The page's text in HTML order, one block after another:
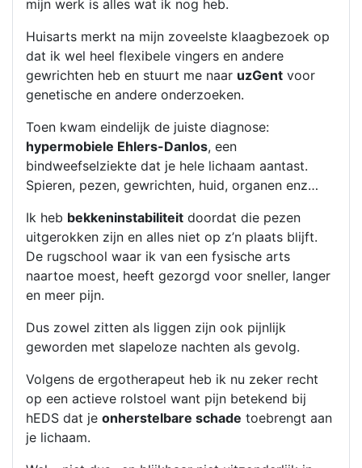
mijn werk is alles wat ik nog heb.
Huisarts merkt na mijn zoveelste klaagbezoek op
dat ik wel heel flexibele vingers en andere
gewrichten heb en stuurt me naar uzGent voor
genetische en andere onderzoeken.
Toen kwam eindelijk de juiste diagnose:
hypermobiele Ehlers-Danlos, een
bindweefselziekte dat je hele lichaam aantast.
Spieren, pezen, gewrichten, huid, organen enz…
Ik heb bekkeninstabiliteit doordat die pezen
uitgerokken zijn en alles niet op z’n plaats blijft.
De rugschool waar ik van een fysische arts
naartoe moest, heeft gezorgd voor sneller, langer
en meer pijn.
Dus zowel zitten als liggen zijn ook pijnlijk
geworden met slapeloze nachten als gevolg.
Volgens de ergotherapeut heb ik nu zeker recht
op een actieve rolstoel want pijn betekend bij
hEDS dat je onherstelbare schade toebrengt aan
je lichaam.